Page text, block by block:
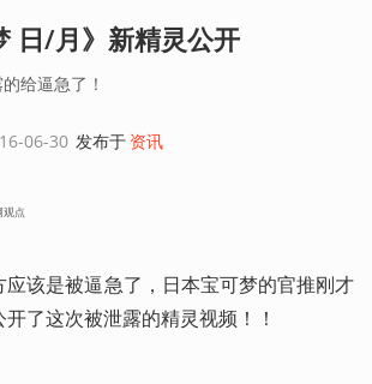
日/月》新精灵公开
给逼急了！
06-30 发布于 资讯
观点
应该是被逼急了，日本宝可梦的官推刚才
了这次被泄露的精灵视频！！